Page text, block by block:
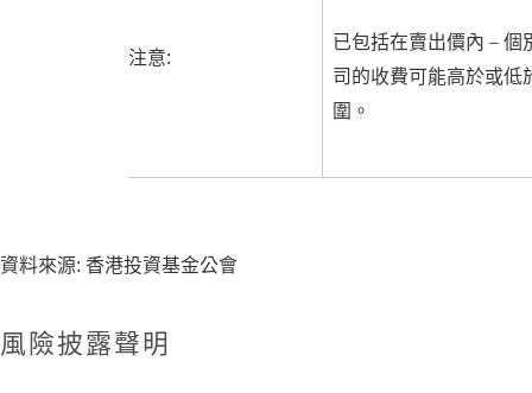
資料來源: 香港投資基金公會
風險披露聲明
注意:
已包括在賣出價內－個
司的收費可能高於或低
圍。